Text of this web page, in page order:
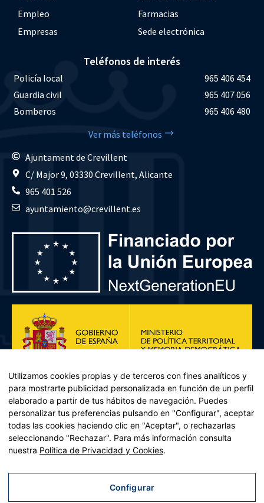
Empleo
Farmacias
Empresas
Sede electrónica
Teléfonos de interés
Policía local
965 406 454
Guardia civil
965 407 056
Bomberos
965 406 480
Ver más teléfonos
Ajuntament de Crevillent
C/ Major 9, 03330 Crevillent, Alicante
965 401 526
ayuntamiento@crevillent.es
Plan de Recuperación, Transformación y Resiliencia – Financiado por
Recuperación y resiliencia, establecido por el Reglamento (UE)
2021/241 del Parlamento Europeo y del Consejo, de 12 de febrero
Utilizamos cookies propias y de terceros con fines analíticos y
para mostrarte publicidad personalizada en función de un perfil
elaborado a partir de tus hábitos de navegación. Puedes
personalizar tus preferencias pulsando en "Configurar", aceptar
todas las cookies haciendo clic en "Aceptar", o rechazarlas
seleccionando "Rechazar". Para más información consulta
nuestra Política de Privacidad y Cookies.
Configurar